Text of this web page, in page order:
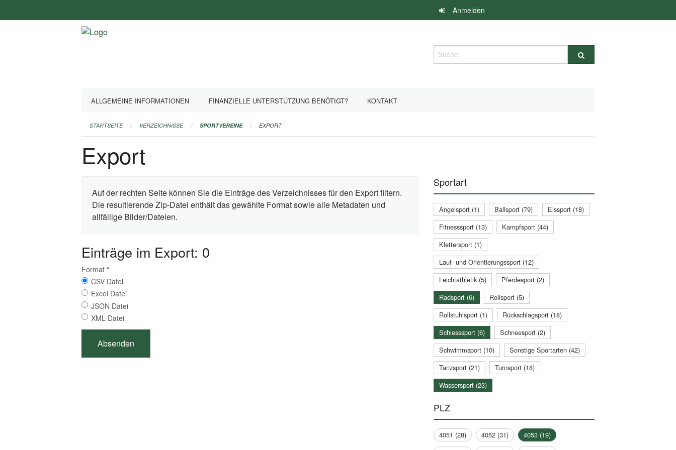
überspringen
Anmelden
Suche
ALLGEMEINE INFORMATIONEN FINANZIELLE UNTERSTÜTZUNG BENÖTIGT? KONTAKT
STARTSEITE VERZEICHNISSE SPORTVEREINE EXPORT
Export
Auf der rechten Seite können Sie die Einträge des Verzeichnisses für den Export filtern.
Die resultierende Zip-Datei enthält das gewählte Format sowie alle Metadaten und
allfällige Bilder/Dateien.
Einträge im Export: 0
Format *
CSV Datei
Excel Datei
JSON Datei
XML Datei
Sportart
Angelsport (1) Ballsport (79)
Eissport (18)
Fitnesssport (13)
Kampfsport (44)
Klettersport (1)
Lauf- und Orientierungssport (12)
Leichtathletik (5)
Pferdesport (2)
Radsport (6)
Rollsport (5)
Rollstuhlsport (1)
Rückschlagsport (18)
Schiesssport (6)
Schneesport (2)
Schwimmsport (10)
Sonstige Sportarten (42)
Tanzsport (21)
Turnsport (18)
Wassersport (23)
PLZ
4051 (28) 4052 (31)
4053 (19)